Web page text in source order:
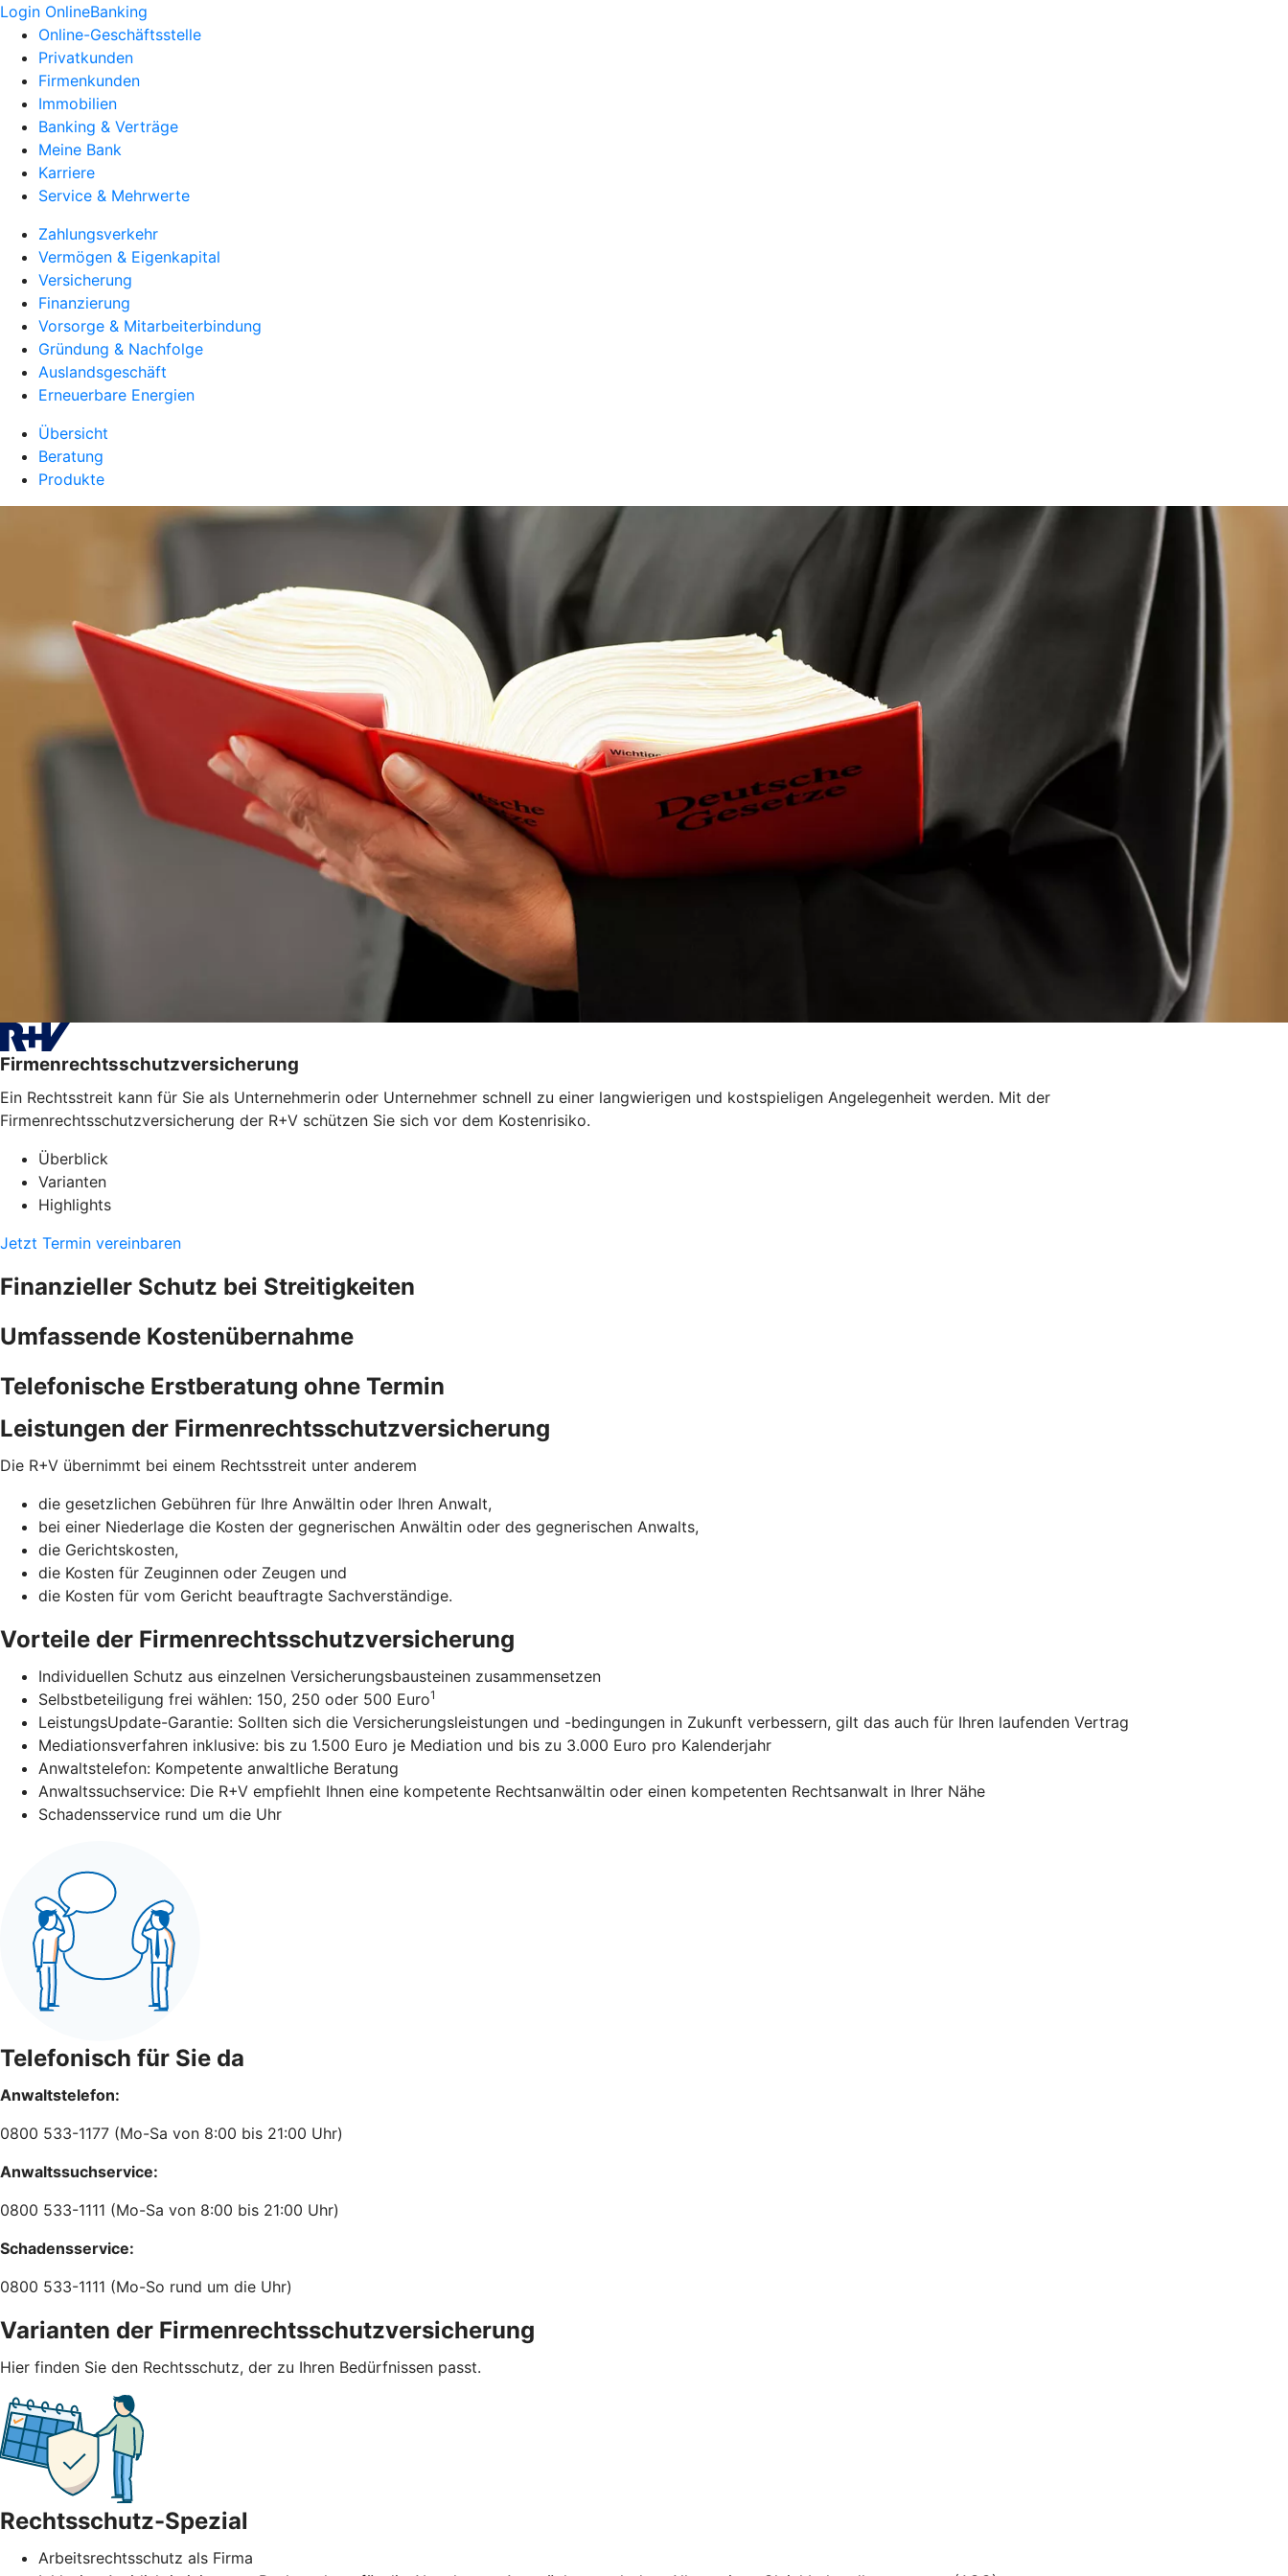
Login OnlineBanking
Online-Geschäftsstelle
Privatkunden
Firmenkunden
Immobilien
Banking & Verträge
Meine Bank
Karriere
Service & Mehrwerte
Zahlungsverkehr
Vermögen & Eigenkapital
Versicherung
Finanzierung
Vorsorge & Mitarbeiterbindung
Gründung & Nachfolge
Auslandsgeschäft
Erneuerbare Energien
Übersicht
Beratung
Produkte
Firmenrechtsschutzversicherung
Ein Rechtsstreit kann für Sie als Unternehmerin oder Unternehmer schnell zu einer langwierigen und kostspieligen Angelegenheit werden. Mit der
Firmenrechtsschutzversicherung der R+V schützen Sie sich vor dem Kostenrisiko.
Überblick
Varianten
Highlights
Jetzt Termin vereinbaren
Finanzieller Schutz bei Streitigkeiten
Umfassende Kostenübernahme
Telefonische Erstberatung ohne Termin
Leistungen der Firmenrechtsschutzversicherung
Die R+V übernimmt bei einem Rechtsstreit unter anderem
die gesetzlichen Gebühren für Ihre Anwältin oder Ihren Anwalt,
bei einer Niederlage die Kosten der gegnerischen Anwältin oder des gegnerischen Anwalts,
die Gerichtskosten,
die Kosten für Zeuginnen oder Zeugen und
die Kosten für vom Gericht beauftragte Sachverständige.
Vorteile der Firmenrechtsschutzversicherung
Individuellen Schutz aus einzelnen Versicherungsbausteinen zusammensetzen
Selbstbeteiligung frei wählen: 150, 250 oder 500 Euro1
LeistungsUpdate-Garantie: Sollten sich die Versicherungsleistungen und -bedingungen in Zukunft verbessern, gilt das auch für Ihren laufenden Vertrag
Mediationsverfahren inklusive: bis zu 1.500 Euro je Mediation und bis zu 3.000 Euro pro Kalenderjahr
Anwaltstelefon: Kompetente anwaltliche Beratung
Anwaltssuchservice: Die R+V empfiehlt Ihnen eine kompetente Rechtsanwältin oder einen kompetenten Rechtsanwalt in Ihrer Nähe
Schadensservice rund um die Uhr
Telefonisch für Sie da
Anwaltstelefon:
0800 533-1177 (Mo-Sa von 8:00 bis 21:00 Uhr)
Anwaltssuchservice:
0800 533-1111 (Mo-Sa von 8:00 bis 21:00 Uhr)
Schadensservice:
0800 533-1111 (Mo-So rund um die Uhr)
Varianten der Firmenrechtsschutzversicherung
Hier finden Sie den Rechtsschutz, der zu Ihren Bedürfnissen passt.
Rechtsschutz-Spezial
Arbeitsrechtsschutz als Firma